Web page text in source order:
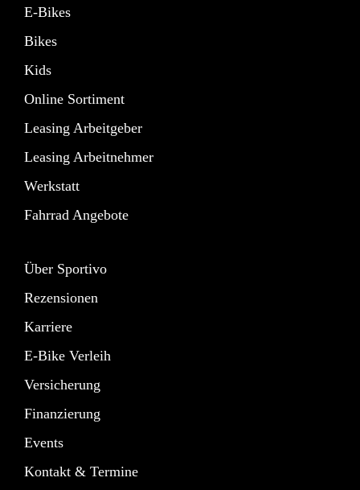
E-Bikes
Bikes
Kids
Online Sortiment
Leasing Arbeitgeber
Leasing Arbeitnehmer
Werkstatt
Fahrrad Angebote
Über Sportivo
Rezensionen
Karriere
E-Bike Verleih
Versicherung
Finanzierung
Events
Kontakt & Termine